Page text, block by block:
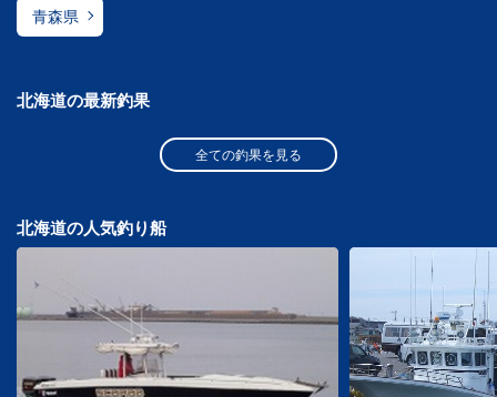
青森県
北海道の最新釣果
全ての釣果を見る
北海道の人気釣り船